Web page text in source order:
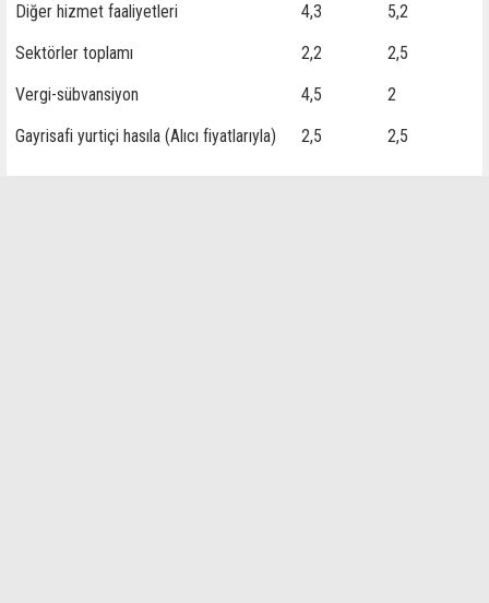
Diğer hizmet faaliyetleri 4,3
5,2
Sektörler toplamı
2,2
2,5
Vergi-sübvansiyon
4,5
2
Gayrisafi yurtiçi hasıla (Alıcı fiyatlarıyla)
2,5 2,5